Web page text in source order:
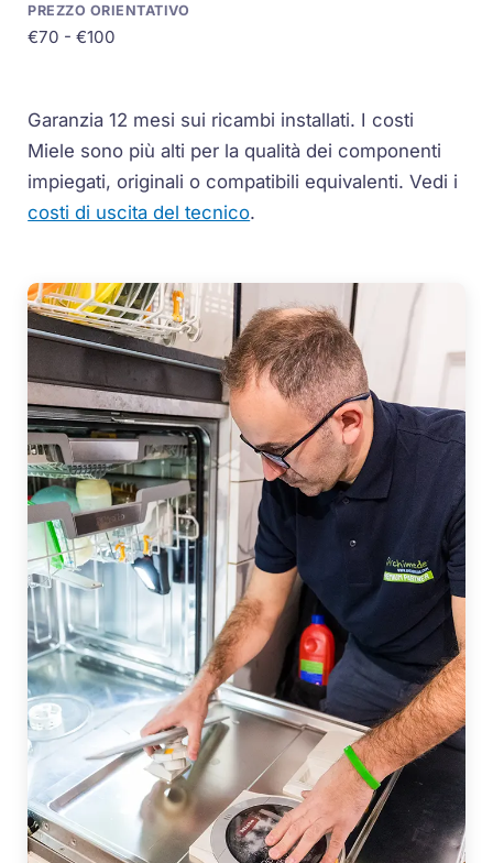
€70 - €100
Garanzia 12 mesi sui ricambi installati. I costi
Miele sono più alti per la qualità dei componenti
impiegati, originali o compatibili equivalenti. Vedi i
costi di uscita del tecnico.